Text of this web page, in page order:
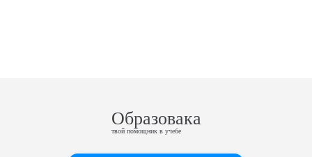
Образовака
твой помощник в учебе